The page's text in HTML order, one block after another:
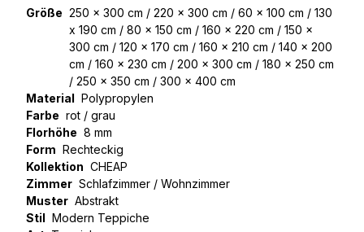
Größe 250 x 300 cm / 220 x 300 cm / 60 x 100 cm / 130
x 190 cm / 80 x 150 cm / 160 x 220 cm / 150 x
300 cm / 120 x 170 cm / 160 x 210 cm / 140 x 200
cm / 160 x 230 cm / 200 x 300 cm / 180 x 250 cm
/ 250 x 350 cm / 300 x 400 cm
Material Polypropylen
Farbe rot / grau
Florhöhe 8 mm
Form Rechteckig
Kollektion CHEAP
Zimmer Schlafzimmer / Wohnzimmer
Muster Abstrakt
Stil Modern Teppiche